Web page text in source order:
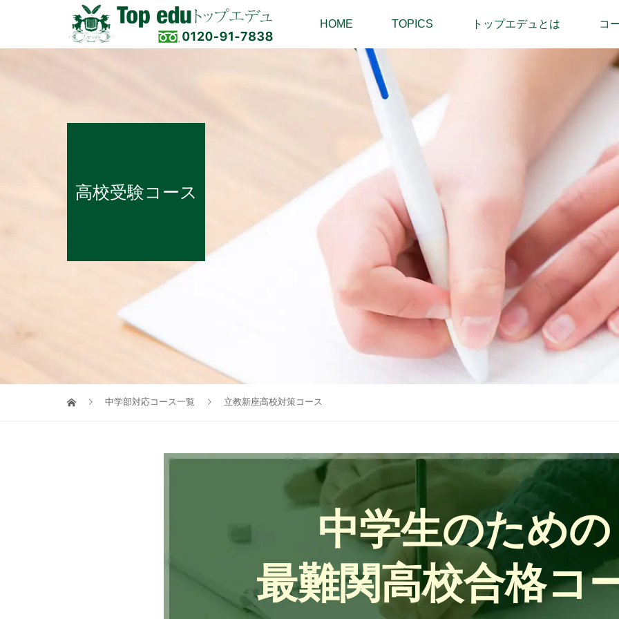
HOME TOPICS トップエデュとは コ
高校受験コース
中学部対応コース一覧 立教新座高校対策コース
中学生のための
最難関高校合格コ